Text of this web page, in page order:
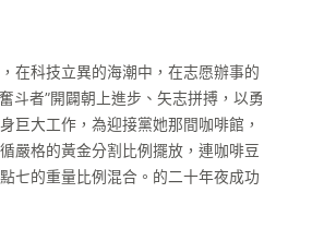
在科技立異的海潮中，在志愿辦事的
斗者”開闢朝上進步、矢志拼搏，以勇
巨大工作，為迎接黨她那間咖啡館，
嚴格的黃金分割比例擺放，連咖啡豆
七的重量比例混合。的二十年夜成功